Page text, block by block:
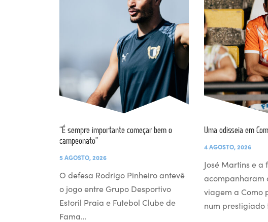
“É sempre importante começar bem o
campeonato”
5 AGOSTO, 2026
O defesa Rodrigo Pinheiro antevê
o jogo entre Grupo Desportivo
Estoril Praia e Futebol Clube de
Fama…
Uma odisseia em
4 AGOSTO, 2026
José Martins e a
acompanharam
viagem a Como
num prestigiado